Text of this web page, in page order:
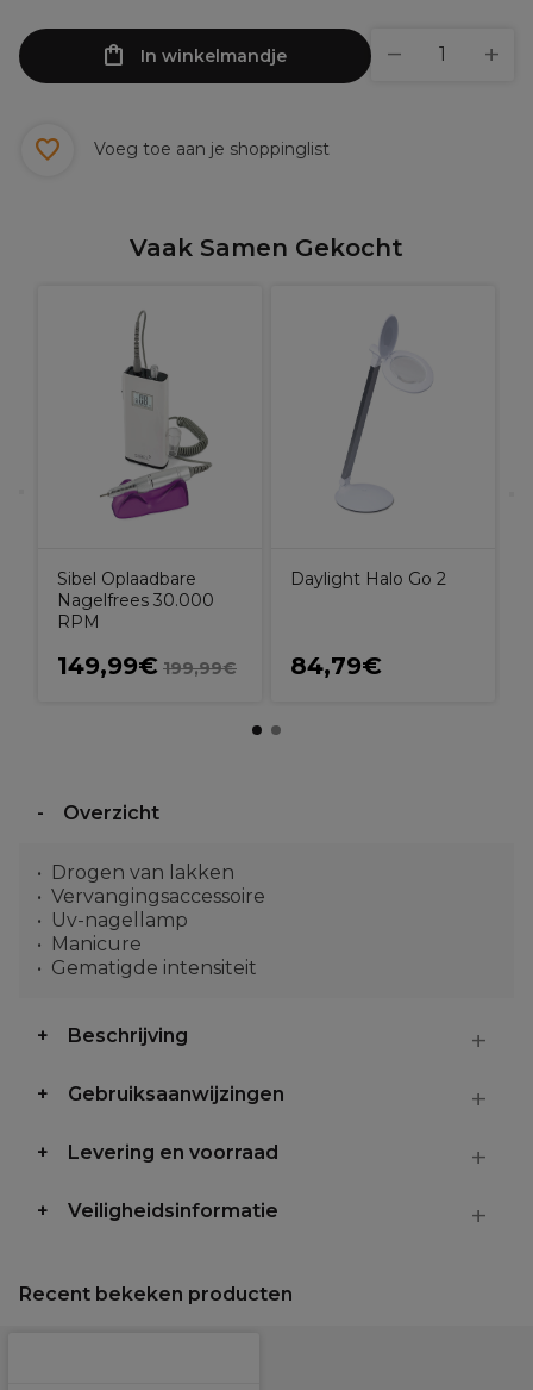
In winkelmandje
Voeg toe aan je shoppinglist
Vaak Samen Gekocht
Sibel Oplaadbare
Nagelfrees 30.000
RPM
149,99€ 199,99€
Daylight Halo Go 2
84,79€
Overzicht
Drogen van lakken
Vervangingsaccessoire
Uv-nagellamp
Manicure
Gematigde intensiteit
Beschrijving
Gebruiksaanwijzingen
Levering en voorraad
Veiligheidsinformatie
Recent bekeken producten